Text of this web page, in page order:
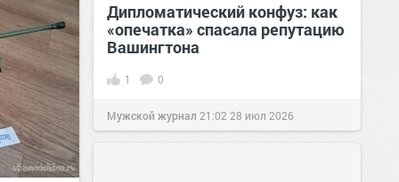
Дипломатический конфуз: как
«опечатка» спасала репутацию
Вашингтона
1 0
Мужской журнал 21:02 28 июл 2026